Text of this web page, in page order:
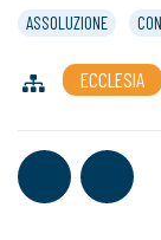
ASSOLUZIONE
ECCLESIA